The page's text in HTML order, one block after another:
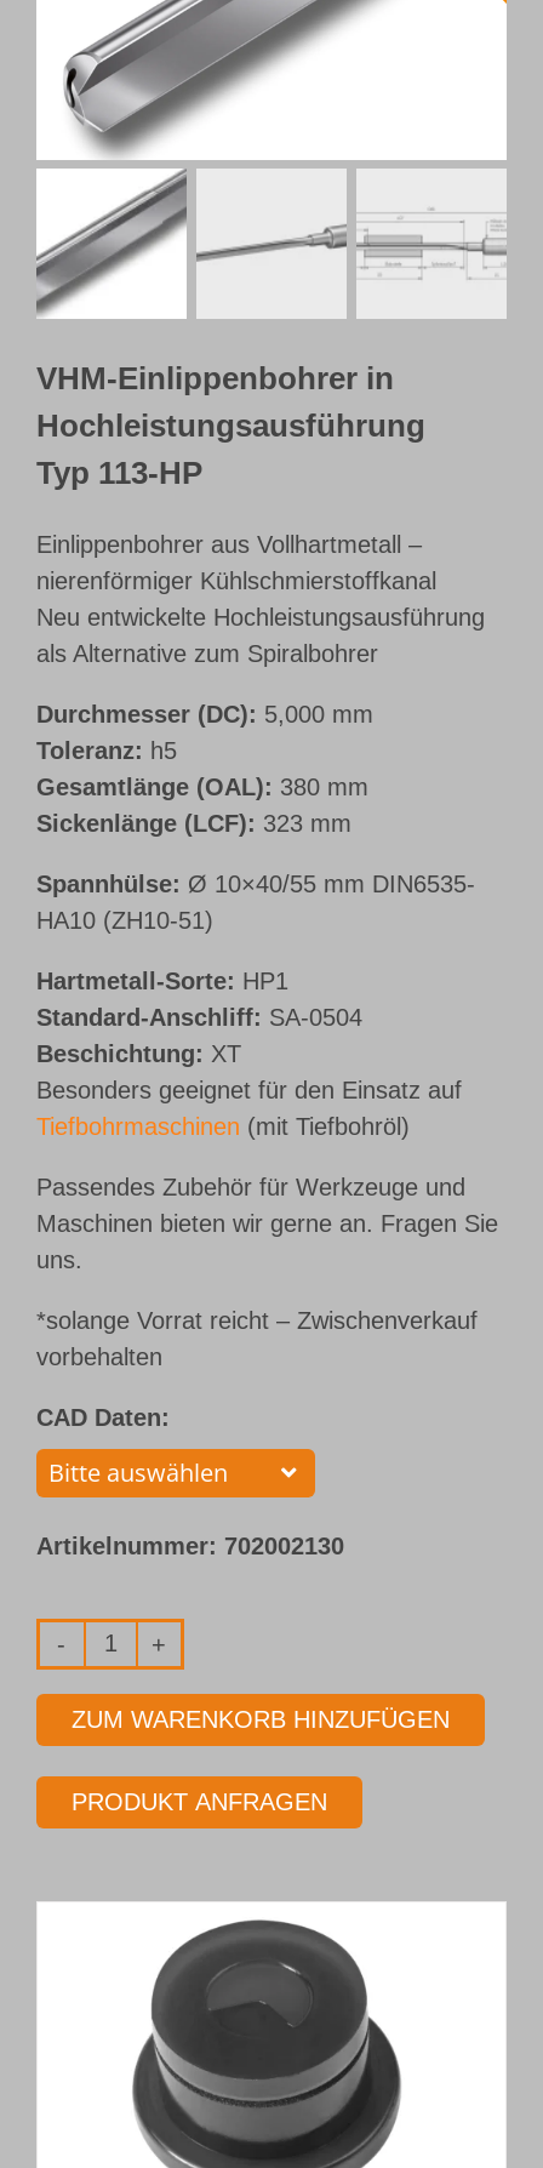
Webshop
Kundenportal
Deutsch
VHM-Einlippenbohrer in
Hochleistungsausführung
Typ 113-HP
Einlippenbohrer aus Vollhartmetall –
nierenförmiger Kühlschmierstoffkanal
Neu entwickelte Hochleistungsausführung
als Alternative zum Spiralbohrer
Durchmesser (DC): 5,000 mm
Toleranz: h5
Gesamtlänge (OAL): 380 mm
Sickenlänge (LCF): 323 mm
Spannhülse: Ø 10×40/55 mm DIN6535-
HA10 (ZH10-51)
Hartmetall-Sorte: HP1
Standard-Anschliff: SA-0504
Beschichtung: XT
Besonders geeignet für den Einsatz auf
Tiefbohrmaschinen (mit Tiefbohröl)
Passendes Zubehör für Werkzeuge und
Maschinen bieten wir gerne an. Fragen Sie
uns.
*solange Vorrat reicht – Zwischenverkauf
vorbehalten
CAD Daten:
Artikelnummer: 702002130
VHM-
Einlippenbohrer
in
Typ 113-
Menge
ZUM WARENKORB HINZUFÜGEN
PRODUKT ANFRAGEN